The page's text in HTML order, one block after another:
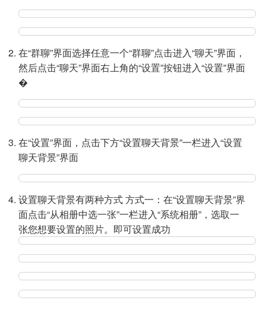
在“群聊”界面选择任意一个“群聊”点击进入“聊天”界面，
然后点击“聊天”界面右上角的“设置”按钮进入“设置”界面
�
在“设置”界面，点击下方“设置聊天背景”一栏进入“设置
聊天背景”界面
设置聊天背景有两种方式 方式一：在“设置聊天背景”界
面点击“从相册中选一张”一栏进入“系统相册”，选取一
张您想要设置的照片。即可设置成功